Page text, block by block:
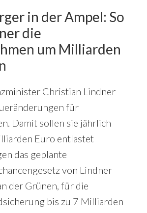
in der Ampel: So
die
um Milliarden
Christian Lindner
für
Damit sollen sie jährlich
Euro entlastet
das geplante
von Lindner
der Grünen, für die
bis zu 7 Milliarden